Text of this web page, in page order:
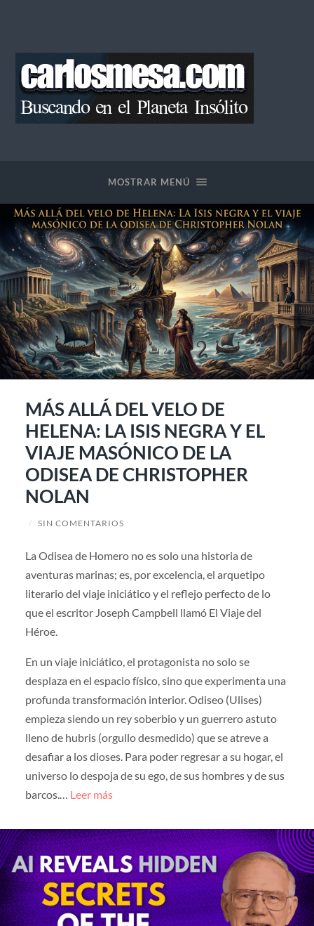
MOSTRAR MENÚ
MÁS ALLÁ DEL VELO DE
HELENA: LA ISIS NEGRA Y EL
VIAJE MASÓNICO DE LA
ODISEA DE CHRISTOPHER
NOLAN
/ SIN COMENTARIOS
La Odisea de Homero no es solo una historia de
aventuras marinas; es, por excelencia, el arquetipo
literario del viaje iniciático y el reflejo perfecto de lo
que el escritor Joseph Campbell llamó El Viaje del
Héroe.
En un viaje iniciático, el protagonista no solo se
desplaza en el espacio físico, sino que experimenta una
profunda transformación interior. Odiseo (Ulises)
empieza siendo un rey soberbio y un guerrero astuto
lleno de hubris (orgullo desmedido) que se atreve a
desafiar a los dioses. Para poder regresar a su hogar, el
universo lo despoja de su ego, de sus hombres y de sus
barcos.… Leer más